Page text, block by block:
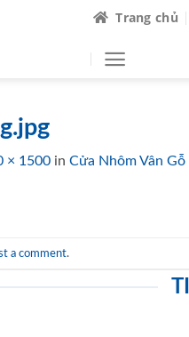
Trang chủ
× 1500 in Cửa Nhôm Vân
a comment.